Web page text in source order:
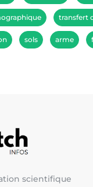
transfert
sols arme
scientifique